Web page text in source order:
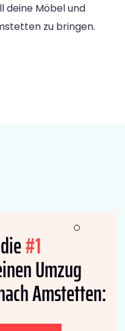
deine Möbel und
zu bringen.
#1
Umzug
Amstetten: